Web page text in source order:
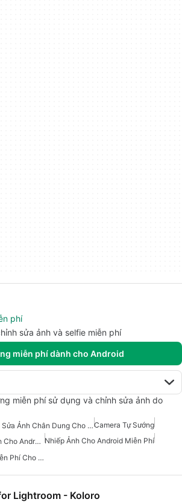
phí
sửa ảnh và selfie miễn phí
miễn phí dành cho Android
miễn phí sử dụng và chỉnh sửa ảnh do
Trình Chỉnh Sửa Ảnh Chân Dung Cho AndroidCamera Tự Sướng
Trình Chỉnh Sửa Video Ảnh Cho Android Nhiếp Ảnh Cho Android Miễn Phí
Trình Chỉnh Sửa Ảnh AI Miễn Phí Cho Android
Lightroom - Koloro